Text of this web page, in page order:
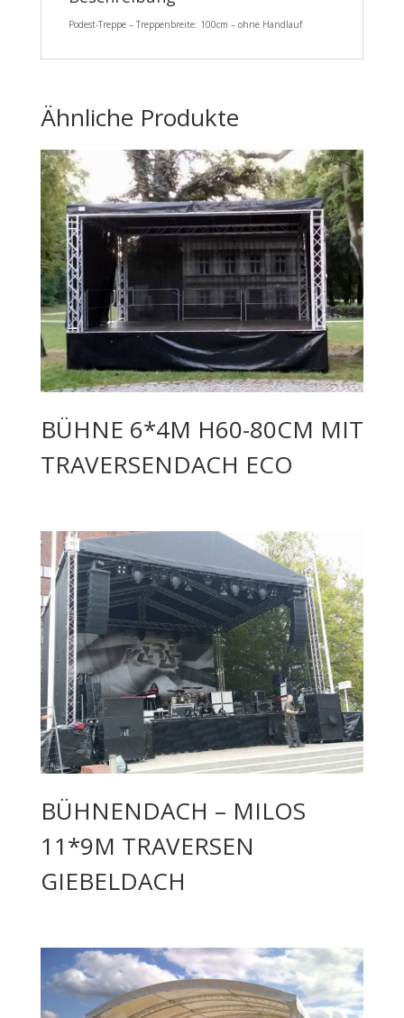
Podest-Treppe – Treppenbreite: 100cm – ohne Handlauf
Ähnliche Produkte
BÜHNE 6*4M H60-80CM MIT
TRAVERSENDACH ECO
BÜHNENDACH – MILOS
11*9M TRAVERSEN
GIEBELDACH